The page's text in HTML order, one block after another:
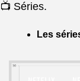
📺 Séries.
Les